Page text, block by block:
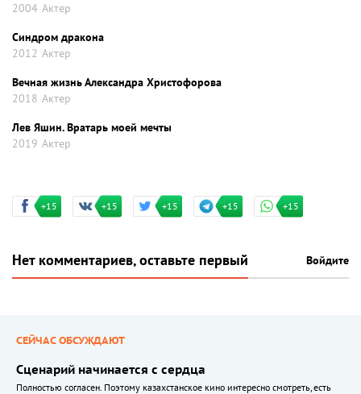
2004 Актер
Синдром дракона
2012 Актер
Вечная жизнь Александра Христофорова
2018 Актер
Лев Яшин. Вратарь моей мечты
2019 Актер
+15 +15 +15 +15 +15
Нет комментариев, оставьте первый Войдите
СЕЙЧАС ОБСУЖДАЮТ
Сценарий начинается с сердца
Полностью согласен. Поэтому казахстанское кино интересно смотреть, есть